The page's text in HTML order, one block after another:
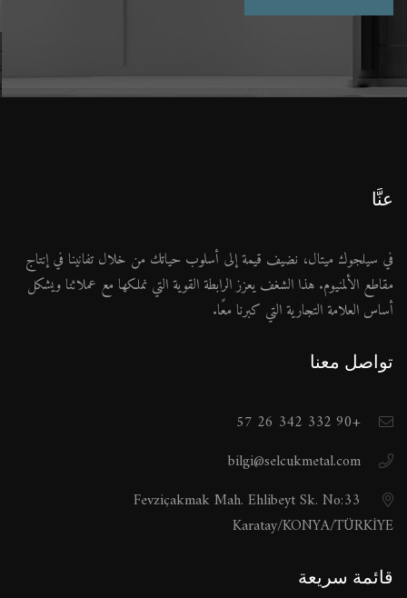
عنَّا
في سيلجوك ميتال، نضيف قيمة إلى أسلوب حياتك من خلال تفانينا في إنتاج
مقاطع الألمنيوم. هذا الشغف يعزز الرابطة القوية التي نملكها مع عملائنا ويشكل
أساس العلامة التجارية التي كبرنا معًا.
تواصل معنا
+90 332 342 26 57
bilgi@selcukmetal.com
Fevziçakmak Mah. Ehlibeyt Sk. No:33
Karatay/KONYA/TÜRKİYE
قائمة سريعة